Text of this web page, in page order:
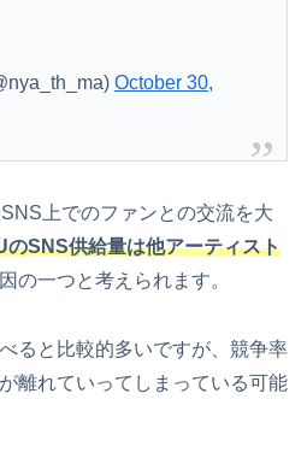
October 30,
上でのファンとの交流を大
のSNS供給量は他アーティスト
の一つと考えられます。
ると比較的多いですが、競争率
離れていってしまっている可能